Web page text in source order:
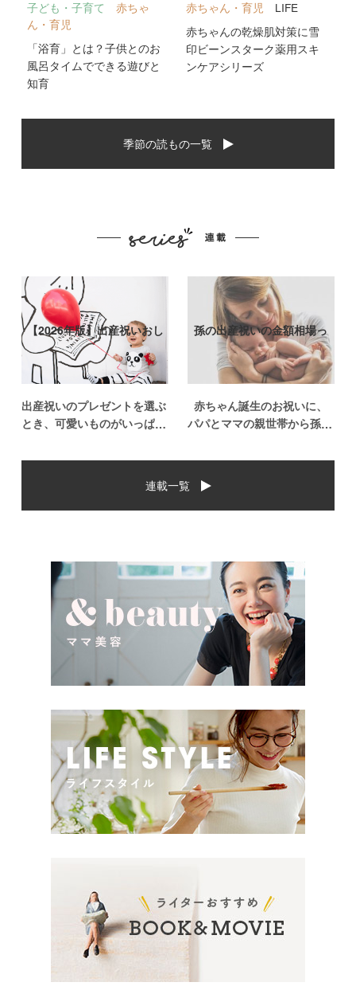
子ども・子育て
赤ちゃ
ん・育児
「浴育」とは？子供とのお
風呂タイムでできる遊びと
知育
赤ちゃん・育児
LIFE
赤ちゃんの乾燥肌対策に雪
印ビーンスターク薬用スキ
ンケアシリーズ
季節の読もの一覧
【2026年版】出産祝いおし
ゃれなプ…
出産祝いのプレゼントを選ぶ
とき、可愛いものがいっぱい
の気持ちを込めて贈るものだ
いし、たくさん使ってもらえ
るものをプレゼントしたい。
孫の出産祝いの金額相場っ
て？出産祝い…
赤ちゃん誕生のお祝いに、
パパとママの親世帯から孫誕
た場合、今現在のお祝いの相
んなものなのでしょうか。ま
た、出産祝いに関して気をつ
連載一覧